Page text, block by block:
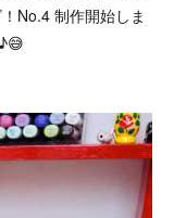
No.4 制作開始しま